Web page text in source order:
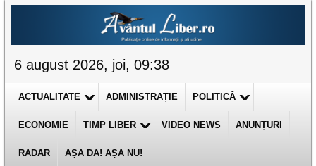
6 august 2026, joi, 09:38
ACTUALITATE ADMINISTRAȚIE POLITICĂ
ECONOMIE TIMP LIBER VIDEO NEWS ANUNȚURI
RADAR AȘA DA! AȘA NU!